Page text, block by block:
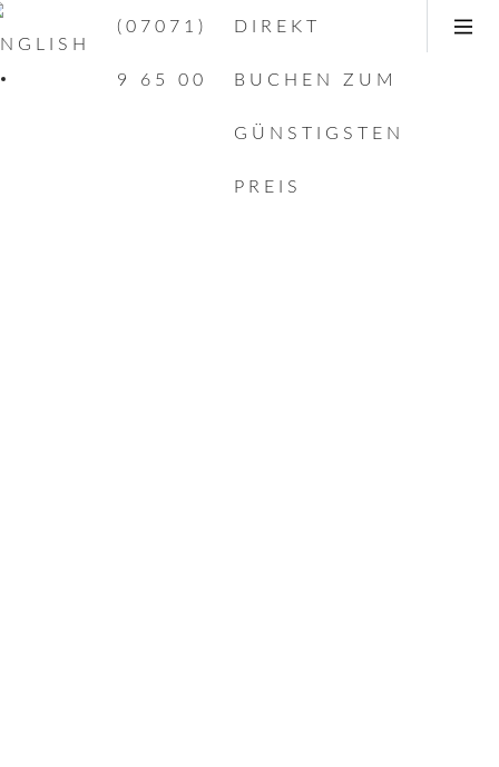
(07071)
9 65 00
DIREKT
BUCHEN ZUM
GÜNSTIGSTEN
PREIS